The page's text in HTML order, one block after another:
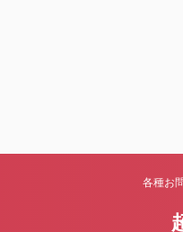
各種お